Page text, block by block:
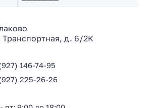
Транспортная, д. 6/2К
146-74-95
225-26-26